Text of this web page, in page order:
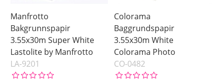
Manfrotto
Bakgrunnspapir
3.55x30m Super White
Lastolite by Manfrotto
LA-9201
Colorama
Baggrundspapir
3.55x30m White
Colorama Photo
CO-0482